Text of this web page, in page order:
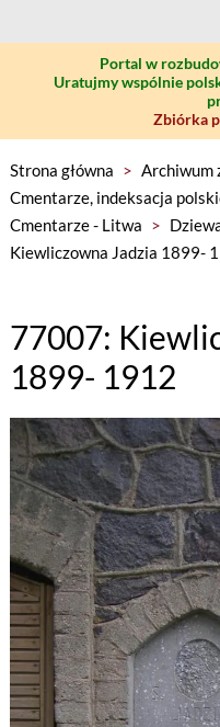
Portal w
Uratujmy wspólnie
Zbiórka
Strona główna > Archiwum
Cmentarze, indeksacja
Cmentarze - Litwa >
Kiewliczowna Jadzia 1899-
77007:
1899- 1912